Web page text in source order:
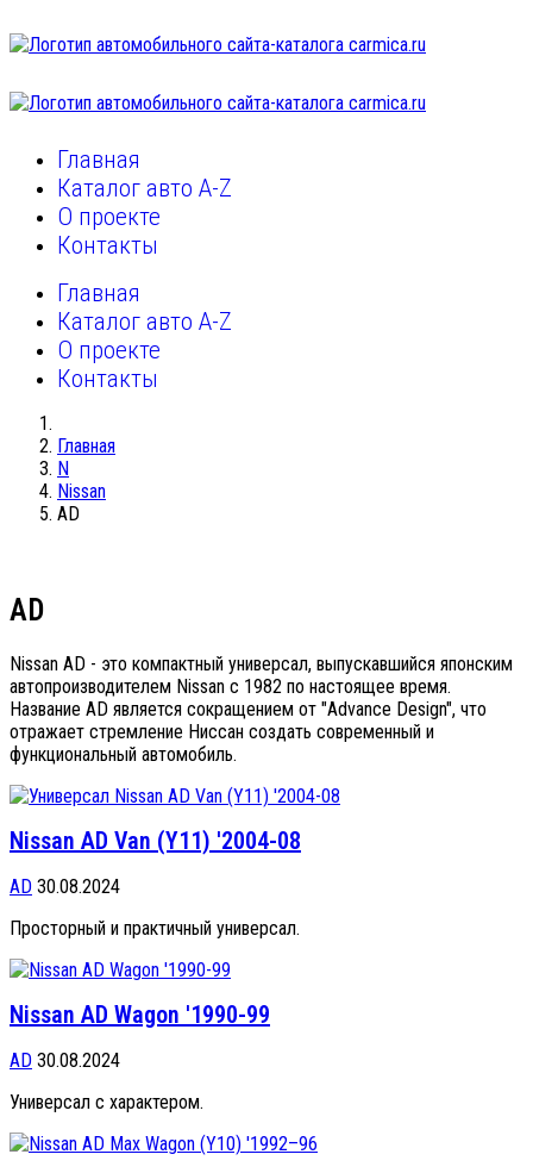
Главная
Каталог авто A-Z
О проекте
Контакты
Главная
Каталог авто A-Z
О проекте
Контакты
Главная
N
Nissan
AD
AD
Nissan AD - это компактный универсал, выпускавшийся японским
автопроизводителем Nissan с 1982 по настоящее время.
Название AD является сокращением от "Advance Design", что
отражает стремление Ниссан создать современный и
функциональный автомобиль.
Nissan AD Van (Y11) '2004-08
AD 30.08.2024
Просторный и практичный универсал.
Nissan AD Wagon '1990-99
AD 30.08.2024
Универсал с характером.